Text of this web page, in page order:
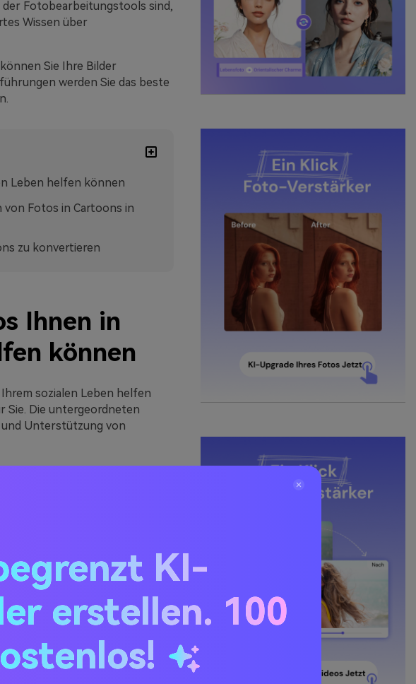
der Fotobearbeitungstools sind,
Wissen über
Sie Ihre Bilder
werden Sie das beste
Leben helfen können
von Fotos in Cartoons in
zu konvertieren
Ihnen in
können
sozialen Leben helfen
Sie. Die untergeordneten
Unterstützung von
werden Sie Ihr Gesicht
Außerdem wird es eine
Unternehmen zeigen
nicht verstecken und
beste Option. Wenn Sie Ihre
und Sie können mehr
können Sie mit dieser
KI-
erstellen. 100